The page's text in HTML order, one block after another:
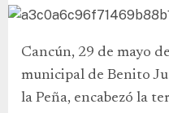
Cancún, 29 de mayo
municipal de Benito
la Peña, encabezó la